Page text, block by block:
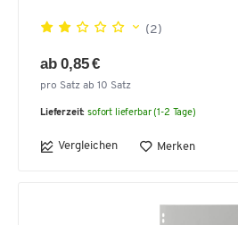
(2)
ab 0,85 €
pro Satz ab 10 Satz
Lieferzeit: sofort lieferbar (1-2 Tage)
Vergleichen Merken